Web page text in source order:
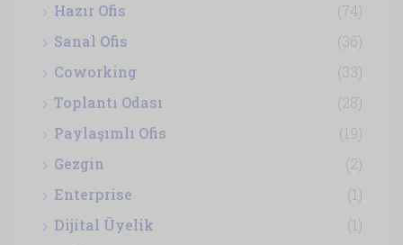
Hazır Ofis
(74)
Sanal Ofis
(36)
Coworking
(33)
Toplantı Odası
(28)
Paylaşımlı Ofis
(19)
Gezgin
(2)
Enterprise
(1)
Dijital Üyelik
(1)